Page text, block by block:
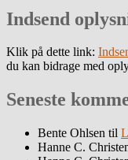
Indsend
Klik på dette link:
du kan bidrage med
Seneste
Bente Ohlsen til
Hanne C.